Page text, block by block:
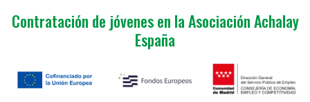
Contratación de jóvenes en la Asociación Achalay
España